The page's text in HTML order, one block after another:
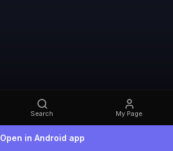
Search My Page
Open in Android app